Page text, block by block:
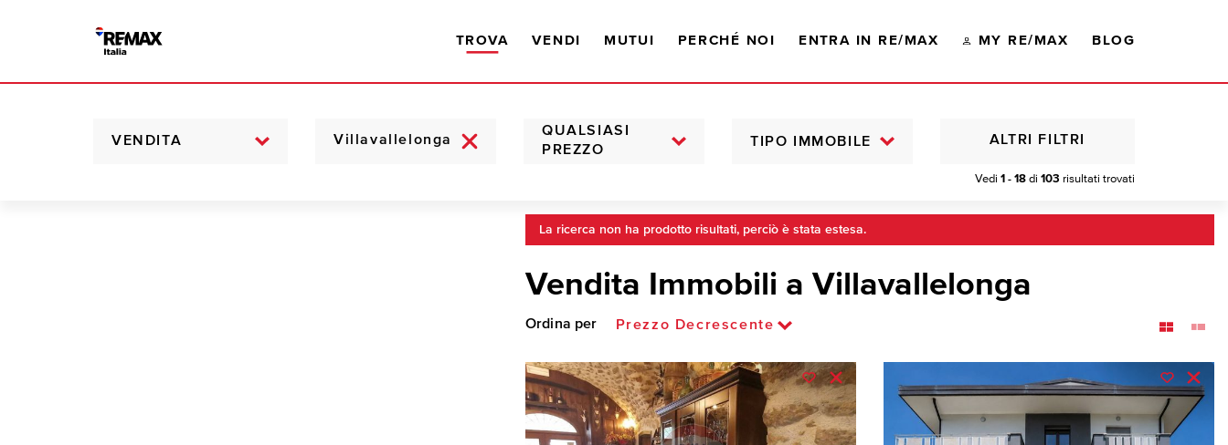
TROVA VENDI MUTUI PERCHÉ NOI ENTRA IN RE/MAX MY RE/MAX BLOG
VENDITA
QUALSIASI
PREZZO
TIPO IMMOBILE
Vedi 1 - 18 di 103 risultati trovati
ALTRI FILTRI
La ricerca non ha prodotto risultati, perciò è stata estesa.
Vendita Immobili a Villavallelonga
Ordina per Prezzo Decrescente